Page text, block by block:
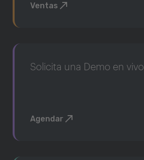
Ventas
Solicita una Demo en vivo
Agendar